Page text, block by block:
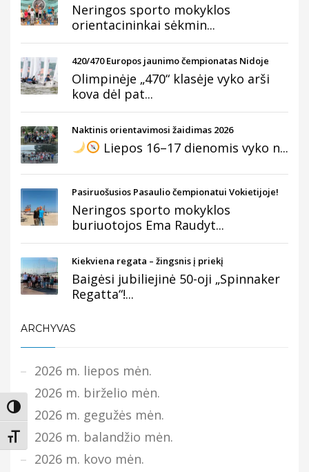
Įjungti didesnį kontrastą
Keisti teksto dydį
Neringos sporto mokyklos
orientacininkai sėkmin...
420/470 Europos jaunimo čempionatas Nidoje
Olimpinėje „470“ klasėje vyko arši
kova dėl pat...
Naktinis orientavimosi žaidimas 2026
Liepos 16–17 dienomis vyko n...
Pasiruošusios Pasaulio čempionatui Vokietijoje!
Neringos sporto mokyklos
buriuotojos Ema Raudyt...
Kiekviena regata – žingsnis į priekį
Baigėsi jubiliejinė 50-oji „Spinnaker
Regatta“!...
ARCHYVAS
2026 m. liepos mėn.
2026 m. birželio mėn.
2026 m. gegužės mėn.
2026 m. balandžio mėn.
2026 m. kovo mėn.